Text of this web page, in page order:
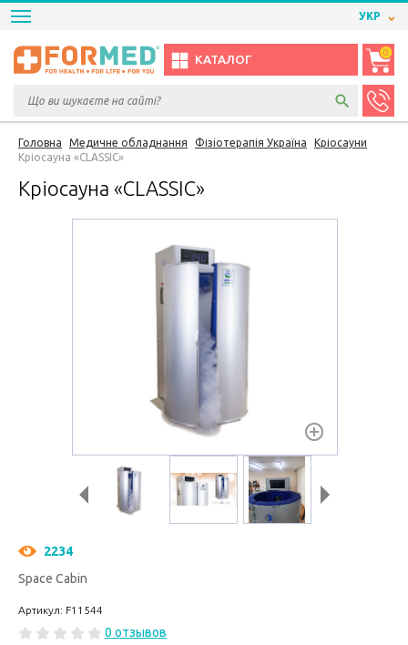
УКР
КАТАЛОГ
0
Головна Медичне обладнання Фізіотерапія Україна
Кріосауни
Кріосауна «CLASSIC»
Кріосауна «CLASSIC»
2234
Space Cabin
Артикул: F11544
0 отзывов